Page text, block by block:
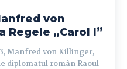
von
Regele „Carol I”
Manfred von Killinger,
diplomatul român Raoul